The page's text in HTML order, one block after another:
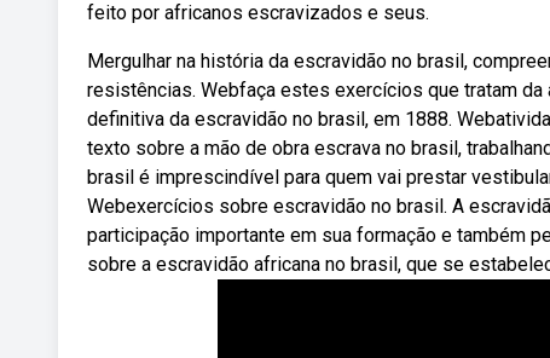
feito por africanos escravizados e seus.
Mergulhar na história da escravidão no brasil,
resistências. Webfaça estes exercícios que tratam
definitiva da escravidão no brasil, em 1888.
texto sobre a mão de obra escrava no brasil,
brasil é imprescindível para quem vai prestar
Webexercícios sobre escravidão no brasil. A
participação importante em sua formação e também
sobre a escravidão africana no brasil, que se